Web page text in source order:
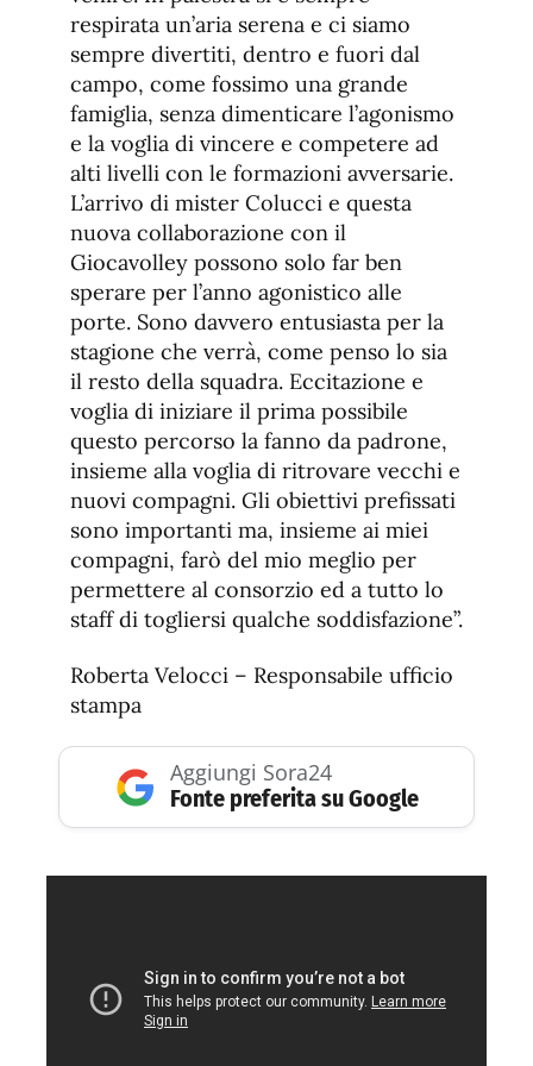
respirata un’aria serena e ci siamo
sempre divertiti, dentro e fuori dal
campo, come fossimo una grande
famiglia, senza dimenticare l’agonismo
e la voglia di vincere e competere ad
alti livelli con le formazioni avversarie.
L’arrivo di mister Colucci e questa
nuova collaborazione con il
Giocavolley possono solo far ben
sperare per l’anno agonistico alle
porte. Sono davvero entusiasta per la
stagione che verrà, come penso lo sia
il resto della squadra. Eccitazione e
voglia di iniziare il prima possibile
questo percorso la fanno da padrone,
insieme alla voglia di ritrovare vecchi e
nuovi compagni. Gli obiettivi prefissati
sono importanti ma, insieme ai miei
compagni, farò del mio meglio per
permettere al consorzio ed a tutto lo
staff di togliersi qualche soddisfazione”.
Roberta Velocci – Responsabile ufficio
stampa
Aggiungi Sora24
Fonte preferita su Google